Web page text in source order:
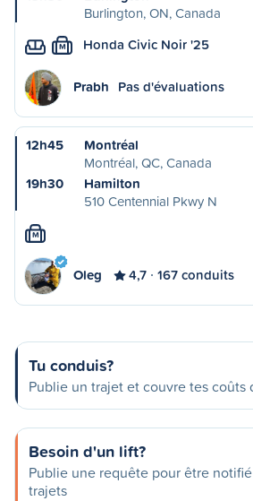
Burlington, ON, Canada
M Honda Civic Noir '25
Prabh Pas d'évaluations
12h45
Montréal
Montréal, QC, Canada
19h30
Hamilton
510 Centennial Pkwy N
M
Oleg 4,7 167 conduits
Tu conduis?
Publie un trajet et couvre tes coûts
Besoin d'un lift?
Publie une requête pour être
trajets